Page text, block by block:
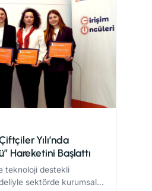
Yılı’nda
Hareketini Başlattı
teknoloji destekli
sektörde kurumsal